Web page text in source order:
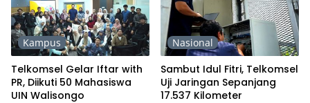
Kampus
Telkomsel Gelar Iftar with
PR, Diikuti 50 Mahasiswa
UIN Walisongo
Nasional
Sambut Idul Fitri, Telkomsel
Uji Jaringan Sepanjang
17.537 Kilometer